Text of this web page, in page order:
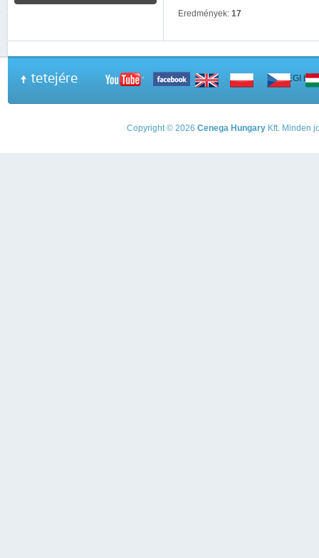
Eredmények: 17
tetejére A PEGI
Copyright © 2026 Cenega Hungary Kft. Minden